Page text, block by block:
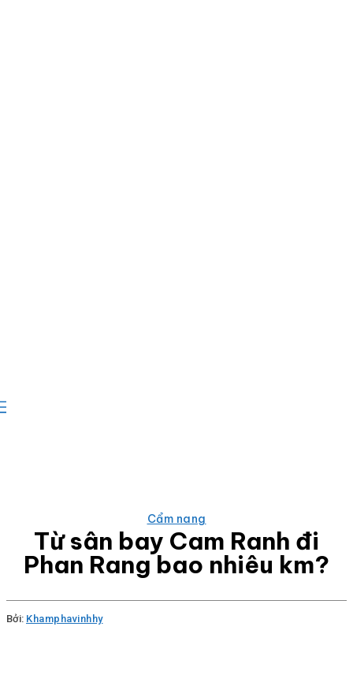
Cẩm nang
Từ sân bay Cam Ranh đi
Phan Rang bao nhiêu km?
Bởi: Khamphavinhhy